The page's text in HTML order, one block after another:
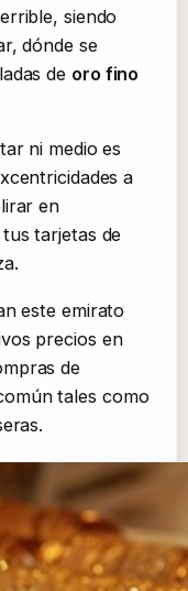
siendo
dónde se
de oro fino
ni medio es
a
en
tarjetas de
este emirato
precios en
de
tales como